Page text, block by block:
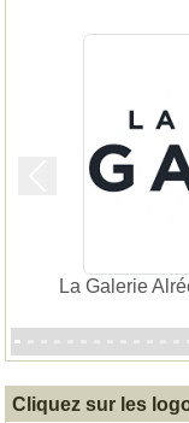
La Galerie
Précedent
Cliquez sur les